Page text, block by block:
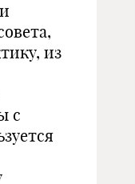
из
с